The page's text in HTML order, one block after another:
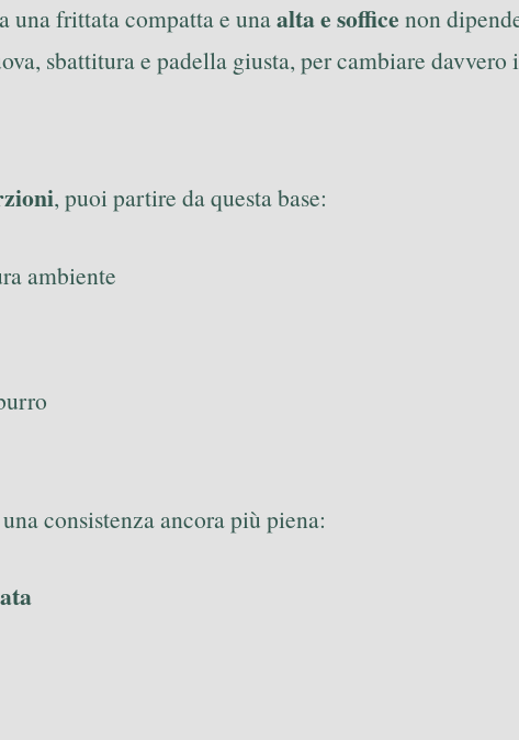
una frittata compatta e unaalta e soffice non
sbattitura e padella giusta, per cambiare davvero
, puoi partire da questa base:
ambiente
consistenza ancora più piena: